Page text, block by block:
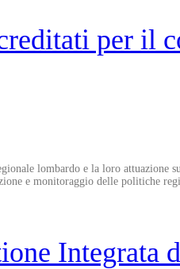
per il
lombardo e la loro attuazione
e monitoraggio delle politiche
Integrata